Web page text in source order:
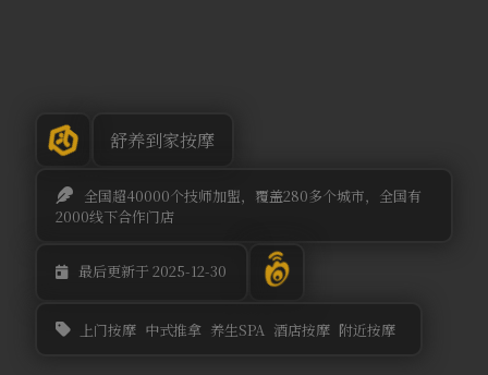
舒养到家按摩
全国超40000个技师加盟，覆盖280多个城市，全国有
2000线下合作门店
最后更新于 2025-12-30
上门按摩 中式推拿 养生SPA 酒店按摩 附近按摩